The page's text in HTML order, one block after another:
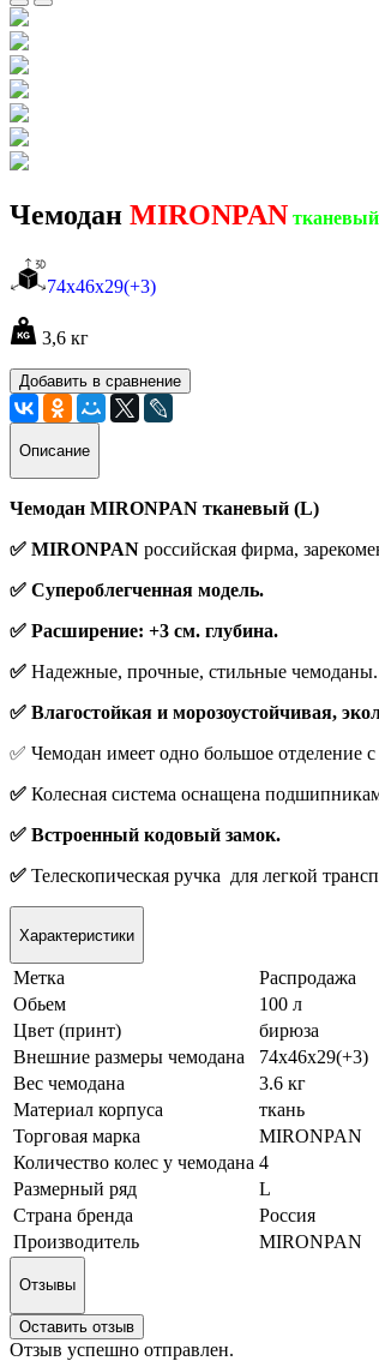
Чемодан MIRONPAN тканевый
74х46х29(+3)
3,6 кг
Добавить в сравнение
Описание
Чемодан MIRONPAN тканевый (L)
✅ MIRONPAN российская фирма,
✅ Супероблегченная модель.
✅ Расширение: +3 см. глубина.
✅ Надежные, прочные, стильные чемоданы.
✅ Влагостойкая и морозоустойчивая,
✅ Чемодан имеет одно большое
✅ Колесная система оснащена
✅ Встроенный кодовый замок.
✅ Телескопическая ручка для легкой
Характеристики
Метка
Распродажа
Обьем
100 л
Цвет (принт)
бирюза
Внешние размеры чемодана
74х46х29(+3)
Вес чемодана
3.6 кг
Материал корпуса
ткань
Торговая марка
MIRONPAN
Количество колес у чемодана 4
Размерный ряд
L
Страна бренда
Россия
Производитель
MIRONPAN
Отзывы
Оставить отзыв
Отзыв успешно отправлен.